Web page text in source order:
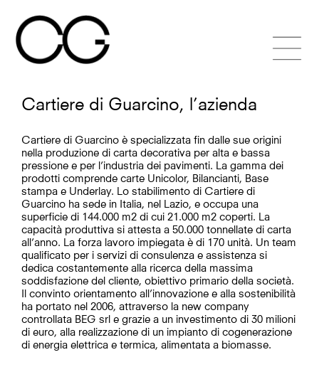
content
Cartiere di Guarcino, l’azienda
Cartiere di Guarcino è specializzata fin dalle sue origini
nella produzione di carta decorativa per alta e bassa
pressione e per l’industria dei pavimenti. La gamma dei
prodotti comprende carte Unicolor, Bilancianti, Base
stampa e Underlay. Lo stabilimento di Cartiere di
Guarcino ha sede in Italia, nel Lazio, e occupa una
superficie di 144.000 m2 di cui 21.000 m2 coperti. La
capacità produttiva si attesta a 50.000 tonnellate di carta
all’anno. La forza lavoro impiegata è di 170 unità. Un team
qualificato per i servizi di consulenza e assistenza si
dedica costantemente alla ricerca della massima
soddisfazione del cliente, obiettivo primario della società.
Il convinto orientamento all’innovazione e alla sostenibilità
ha portato nel 2006, attraverso la new company
controllata BEG srl e grazie a un investimento di 30 milioni
di euro, alla realizzazione di un impianto di cogenerazione
di energia elettrica e termica, alimentata a biomasse.